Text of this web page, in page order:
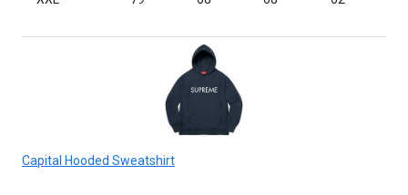
Capital Hooded Sweatshirt